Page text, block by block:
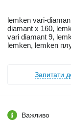
lemken vari-
diamant x 160,
vari diamant 9,
lemken, lemken
Запитати
Важливо